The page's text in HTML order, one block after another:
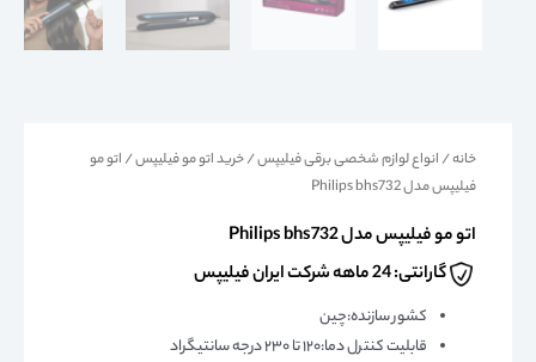
خانه/ انواع لوازم شخصی برقی فیلیپس/خرید اتو مو فیلیپس/ اتو مو
فیلیپس مدل Philips bhs732
اتو مو فیلیپس مدل Philips bhs732
گارانتی: 24 ماهه شرکت ایران فیلیپس
کشور سازنده:چین
قابلیت کنترل دما:۱۲۰ تا ۲۳۰ درجه سانتیگراد